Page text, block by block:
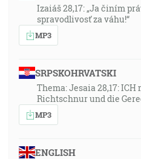
Izaiáš 28,17: „Ja činím
spravodlivosť za váhu!“
MP3
SRPSKOHRVATSKI
Thema: Jesaia 28,17:
Richtschnur und die
MP3
ENGLISH